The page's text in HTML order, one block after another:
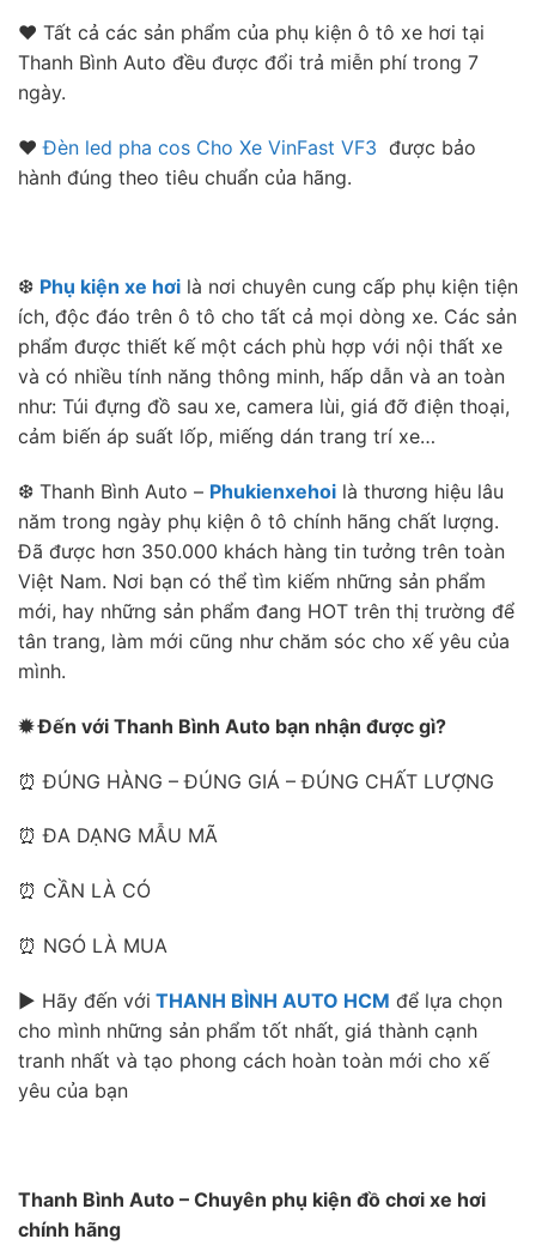
❤ Tất cả các sản phẩm của phụ kiện ô tô xe hơi tại
Thanh Bình Auto đều được đổi trả miễn phí trong 7
ngày.
❤Đèn led pha cos Cho Xe VinFast VF3 được bảo
hành đúng theo tiêu chuẩn của hãng.
❆ Phụ kiện xe hơi là nơi chuyên cung cấp phụ kiện tiện
ích, độc đáo trên ô tô cho tất cả mọi dòng xe. Các sản
phẩm được thiết kế một cách phù hợp với nội thất xe
và có nhiều tính năng thông minh, hấp dẫn và an toàn
như: Túi đựng đồ sau xe, camera lùi, giá đỡ điện thoại,
cảm biến áp suất lốp, miếng dán trang trí xe…
❆ Thanh Bình Auto – Phukienxehoi là thương hiệu lâu
năm trong ngày phụ kiện ô tô chính hãng chất lượng.
Đã được hơn 350.000 khách hàng tin tưởng trên toàn
Việt Nam. Nơi bạn có thể tìm kiếm những sản phẩm
mới, hay những sản phẩm đang HOT trên thị trường để
tân trang, làm mới cũng như chăm sóc cho xế yêu của
mình.
✹ Đến với Thanh Bình Auto bạn nhận được gì?
⏰ ĐÚNG HÀNG – ĐÚNG GIÁ – ĐÚNG CHẤT LƯỢNG
⏰ ĐA DẠNG MẪU MÃ
⏰ CẦN LÀ CÓ
⏰ NGÓ LÀ MUA
► Hãy đến với THANH BÌNH AUTO HCM để lựa chọn
cho mình những sản phẩm tốt nhất, giá thành cạnh
tranh nhất và tạo phong cách hoàn toàn mới cho xế
yêu của bạn
Thanh Bình Auto – Chuyên phụ kiện đồ chơi xe hơi
chính hãng